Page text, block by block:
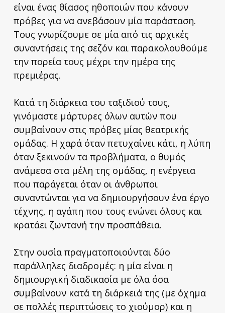
είναι ένας θίασος ηθοποιών που κάνουν
πρόβες για να ανεβάσουν μία παράσταση.
Τους γνωρίζουμε σε μία από τις αρχικές
συναντήσεις της σεζόν και παρακολουθούμε
την πορεία τους μέχρι την ημέρα της
πρεμιέρας.
Κατά τη διάρκεια του ταξιδιού τους,
γινόμαστε μάρτυρες όλων αυτών που
συμβαίνουν στις πρόβες μίας θεατρικής
ομάδας. Η χαρά όταν πετυχαίνει κάτι, η λύπη
όταν ξεκινούν τα προβλήματα, ο θυμός
ανάμεσα στα μέλη της ομάδας, η ενέργεια
που παράγεται όταν οι άνθρωποι
συναντώνται για να δημιουργήσουν ένα έργο
τέχνης, η αγάπη που τους ενώνει όλους και
κρατάει ζωντανή την προσπάθεια.
Στην ουσία πραγματοποιούνται δύο
παράλληλες διαδρομές: η μία είναι η
δημιουργική διαδικασία με όλα όσα
συμβαίνουν κατά τη διάρκειά της (με όχημα
σε πολλές περιπτώσεις το χιούμορ) και η